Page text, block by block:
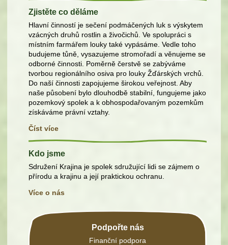
Zjistěte co děláme
Hlavní činností je sečení podmáčených luk s výskytem
vzácných druhů rostlin a živočichů. Ve spolupráci s
místním farmářem louky také vypásáme. Vedle toho
budujeme tůně, vysazujeme stromořadí a věnujeme se
odborné činnosti. Poměrně čerstvě se zabýváme
tvorbou regionálního osiva pro louky Žďárských vrchů.
Do naší činnosti zapojujeme širokou veřejnost. Aby
naše působení bylo dlouhodbě stabilní, fungujeme jako
pozemkový spolek a k obhospodařovaným pozemkům
získáváme právní vztahy.
Číst více
Kdo jsme
Sdružení Krajina je spolek sdružující lidi se zájmem o
přírodu a krajinu a její praktickou ochranu.
Více o nás
Podpořte nás
Finanční podpora